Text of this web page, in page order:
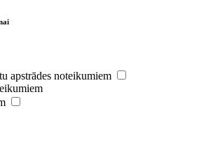
apstrādes noteikumiem